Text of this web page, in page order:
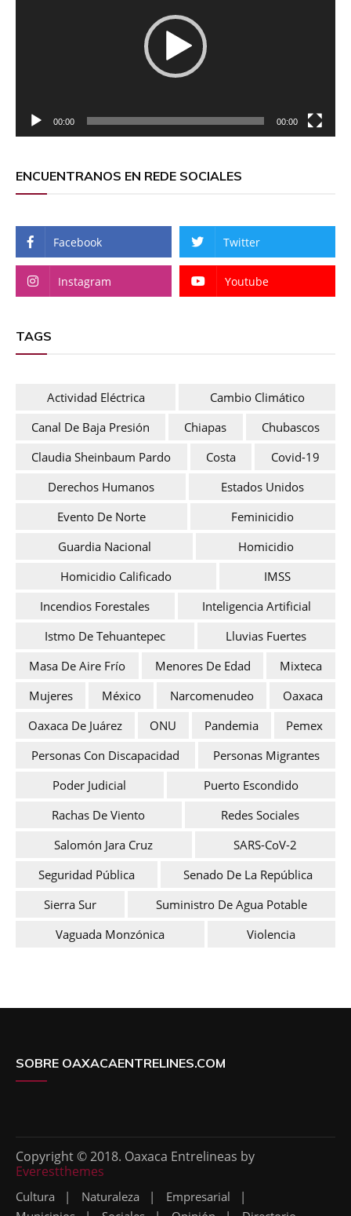
00:00 00:00
ENCUENTRANOS EN REDE SOCIALES
Facebook Twitter
Instagram Youtube
TAGS
Actividad Eléctrica
Cambio Climático
Canal De Baja Presión
Chiapas
Chubascos
Claudia Sheinbaum Pardo
Costa
Covid-19
Derechos Humanos
Estados Unidos
Evento De Norte
Feminicidio
Guardia Nacional
Homicidio
Homicidio Calificado
IMSS
Incendios Forestales
Inteligencia Artificial
Istmo De Tehuantepec
Lluvias Fuertes
Masa De Aire Frío
Menores De Edad
Mixteca
Mujeres
México Narcomenudeo
Oaxaca
Oaxaca De Juárez
ONU Pandemia
Pemex
Personas Con Discapacidad
Personas Migrantes
Poder Judicial
Puerto Escondido
Rachas De Viento
Redes Sociales
Salomón Jara Cruz
SARS-CoV-2
Seguridad Pública
Senado De La República
Sierra Sur
Suministro De Agua Potable
Vaguada Monzónica
Violencia
SOBRE OAXACAENTRELINES.COM
Copyright © 2018. Oaxaca Entrelineas by
Everestthemes
Cultura Naturaleza
Empresarial